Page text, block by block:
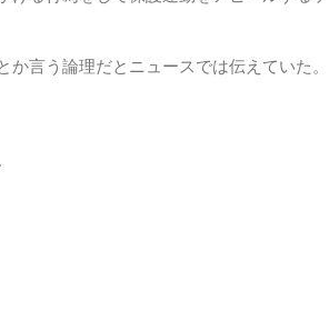
言う論理だとニュースでは伝えていた。